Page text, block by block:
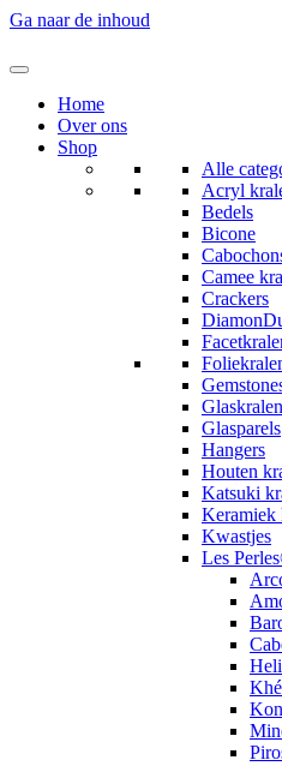
Ga naar de inhoud
Home
Over ons
Shop
Alle
Acryl
Bedels
Bicone
Camee
Crackers
Glaskralen
Glasparels
Hangers
Houten
Katsuki
Keramiek
Kwastjes
Les